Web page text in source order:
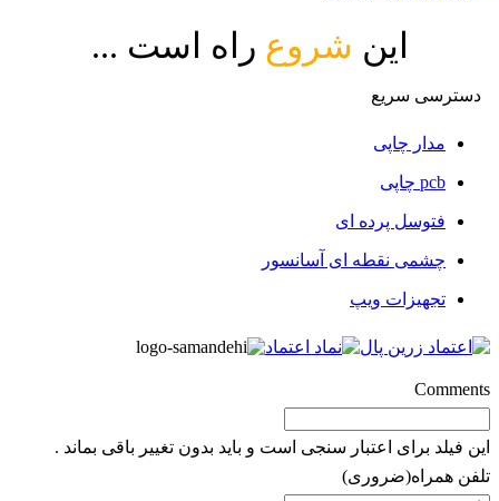
این شروع راه است ...
دسترسی سریع
مدار چاپی
pcb چاپی
فتوسل پرده ای
چشمی نقطه ای آسانسور
تجهیزات ویپ
Comments
این فیلد برای اعتبار سنجی است و باید بدون تغییر باقی بماند .
تلفن همراه(ضروری)